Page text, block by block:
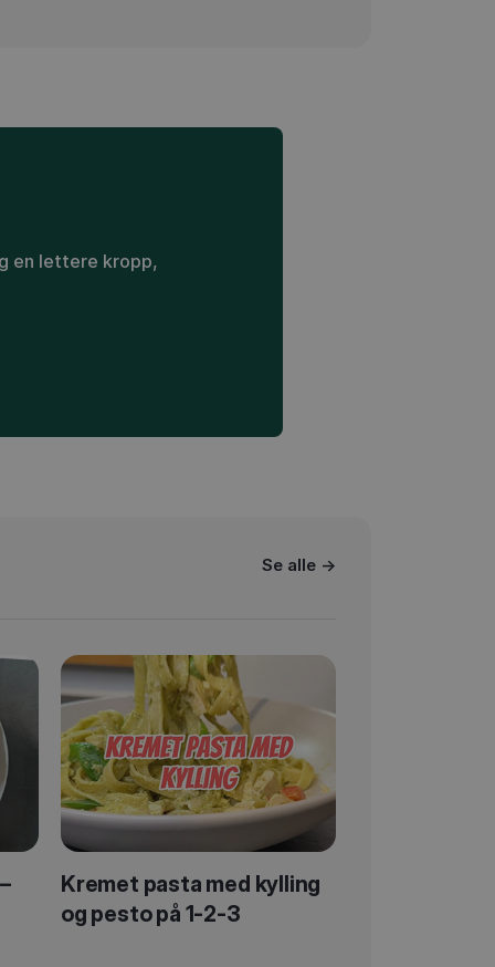
en lettere kropp,
Se alle →
Kremet pasta med kylling
og pesto på 1-2-3